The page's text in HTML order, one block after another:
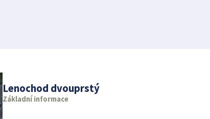
Lenochod dvouprstý
Základní informace